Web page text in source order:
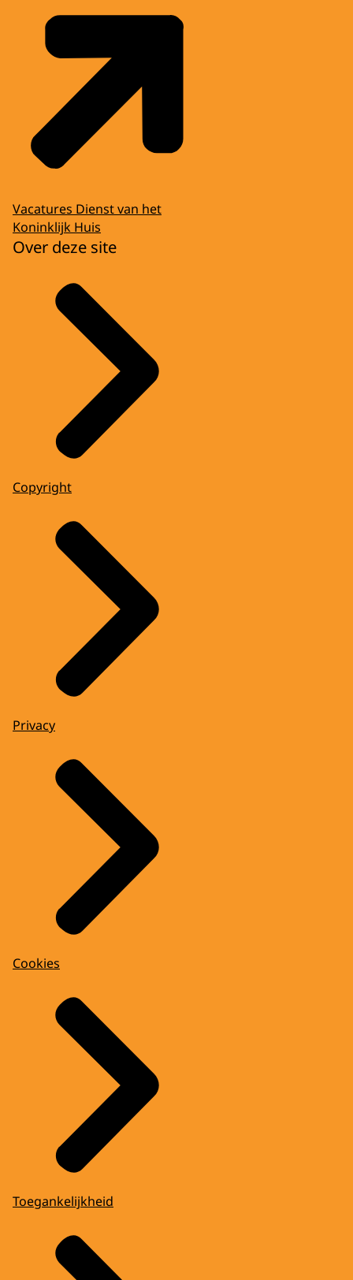
Vacatures Dienst van het
Koninklijk Huis
Over deze site
Copyright
Privacy
Cookies
Toegankelijkheid